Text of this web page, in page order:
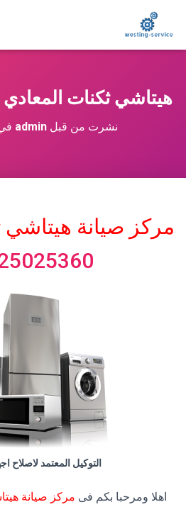
هيتاشي ثكنات المعادي 01225025360
نشرت من قبل admin
مركز صيانة هيتاشي
التوكيل المعتمد لاصلاح
اهلا ومرحبا بكم فى مركز صيانة